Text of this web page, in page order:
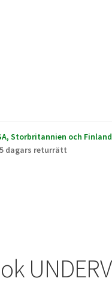
Storbritannien och Finland
dagars returrätt